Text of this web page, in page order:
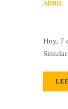
ABRIL
Hoy, 7